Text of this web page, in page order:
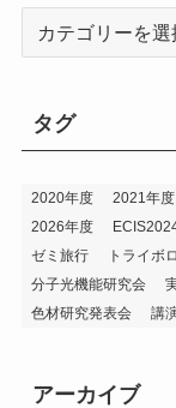
ー
タグ
2020年度 2021年度
2026年度
ゼミ旅行
トライボ
分子光機能研究会
色材研究発表会
講
アーカイブ